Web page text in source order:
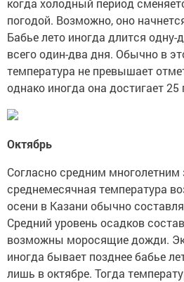
когда холодный период
погодой. Возможно, оно
Бабье лето иногда длится одну-
всего один-два дня. Обычно в
температура не превышает
однако иногда она достигает 25
Октябрь
Согласно средним многолетним
среднемесячная температура
осени в Казани обычно
Средний уровень осадков
возможны моросящие дожди.
иногда бывает позднее бабье
лишь в октябре. Тогда